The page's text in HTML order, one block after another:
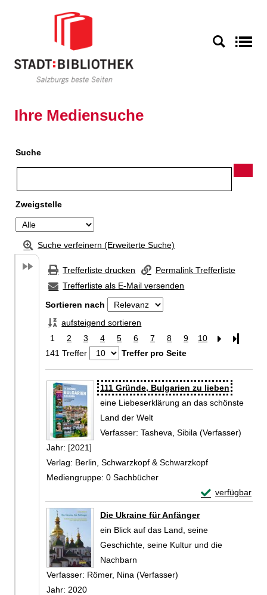
Ihre Mediensuche
Suche
Zweigstelle
Suche verfeinern (Erweiterte Suche)
Trefferliste drucken
Permalink Trefferliste
Trefferliste als E-Mail versenden
Sortieren nach
aufsteigend sortieren
1
2 3 4 5 6 7 8 9 10
Letzte
141 Treffer
Treffer pro Seite
Suchergebnis
Zu den Suchfiltern springen
111 Gründe, Bulgarien zu lieben
eine Liebeserklärung an das schönste
Land der Welt
Verfasser: Tasheva, Sibila (Verfasser)
Jahr: [2021]
Verlag: Berlin, Schwarzkopf & Schwarzkopf
Mediengruppe: 0 Sachbücher
verfügbar
Exemplar-
Die Ukraine für Anfänger
ein Blick auf das Land, seine
Geschichte, seine Kultur und die
Nachbarn
Verfasser: Römer, Nina (Verfasser)
Jahr: 2020